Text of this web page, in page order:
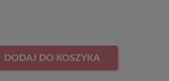
DODAJ DO KOSZYKA